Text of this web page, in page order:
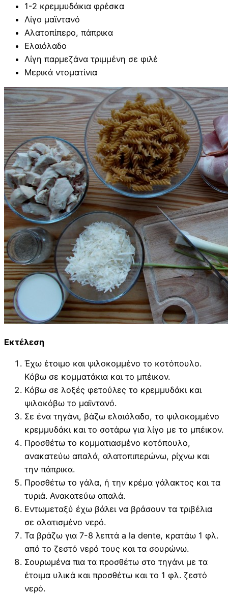
1-2 κρεμμυδάκια φρέσκα
Λίγο μαϊντανό
Αλατοπίπερο, πάπρικα
Ελαιόλαδο
Λίγη παρμεζάνα τριμμένη σε φιλέ
Μερικά ντοματίνια
Εκτέλεση
Έχω έτοιμο και ψιλοκομμένο το κοτόπουλο.
Κόβω σε κομματάκια και το μπέικον.
Κόβω σε λοξές φετούλες το κρεμμυδάκι και
ψιλοκόβω το μαϊντανό.
Σε ένα τηγάνι, βάζω ελαιόλαδο, το ψιλοκομμένο
κρεμμυδάκι και το σοτάρω για λίγο με το μπέικον.
Προσθέτω το κομματιασμένο κοτόπουλο,
ανακατεύω απαλά, αλατοπιπερώνω, ρίχνω και
την πάπρικα.
Προσθέτω το γάλα, ή την κρέμα γάλακτος και τα
τυριά. Ανακατεύω απαλά.
Εντωμεταξύ έχω βάλει να βράσουν τα τριβέλια
σε αλατισμένο νερό.
Τα βράζω για 7-8 λεπτά a la dente, κρατάω 1 φλ.
από το ζεστό νερό τους και τα σουρώνω.
Σουρωμένα πια τα προσθέτω στο τηγάνι με τα
έτοιμα υλικά και προσθέτω και το 1 φλ. ζεστό
νερό.